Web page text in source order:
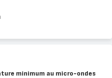
minimum au micro-ondes